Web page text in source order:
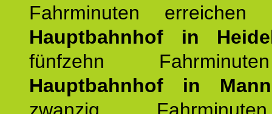
Fahrminuten
Hauptbahnhof in
fünfzehn
Hauptbahnhof in